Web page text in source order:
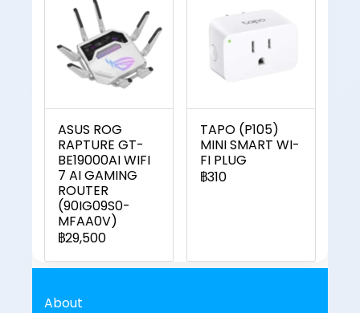
ASUS ROG
RAPTURE GT-
BE19000AI WIFI
7 AI GAMING
ROUTER
(90IG09S0-
MFAA0V)
฿29,500
TAPO (P105)
MINI SMART WI-
FI PLUG
฿310
About